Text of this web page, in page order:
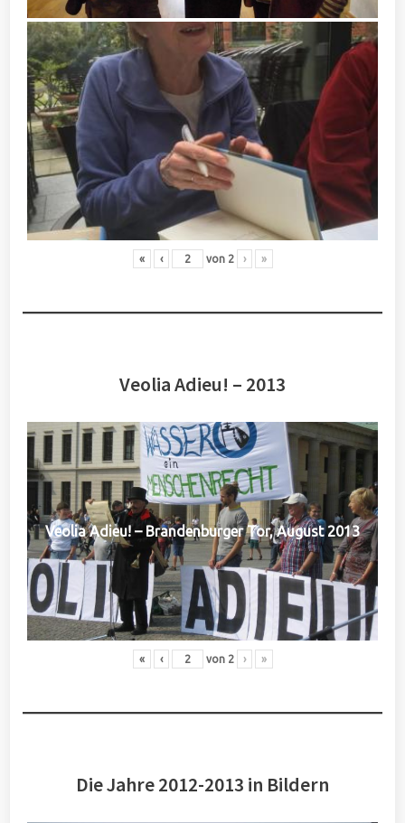
« ‹ von 2 › »
Veolia Adieu! – 2013
Veolia Adieu! – Brandenburger Tor, August 2013
« ‹ von 2 › »
Die Jahre 2012-2013 in Bildern